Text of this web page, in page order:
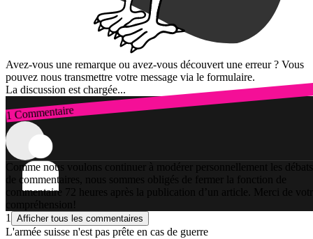
Avez-vous une remarque ou avez-vous découvert une erreur ? Vous
pouvez nous transmettre votre message via le formulaire.
La discussion est chargée...
1 Commentaire
Connexion
Comme nous voulons continuer à modérer personnellement les débats
de commentaires, nous sommes obligés de fermer la fonction de
commentaire 72 heures après la publication d’un article. Merci de
compréhension!
1
Afficher tous les commentaires
L'armée suisse n'est pas prête en cas de guerre